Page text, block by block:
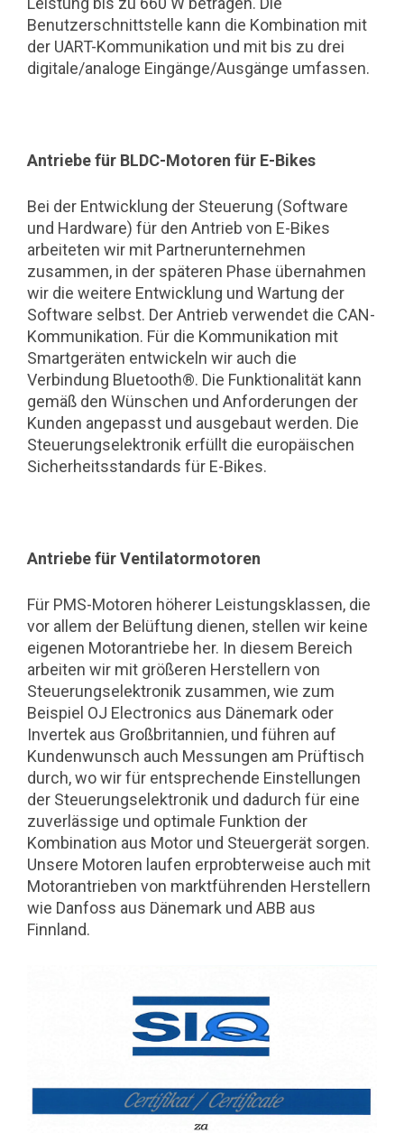
Benutzerschnittstelle kann die Kombination mit
der UART-Kommunikation und mit bis zu drei
digitale/analoge Eingänge/Ausgänge umfassen.
Antriebe für BLDC-Motoren für E-Bikes
Bei der Entwicklung der Steuerung (Software
und Hardware) für den Antrieb von E-Bikes
arbeiteten wir mit Partnerunternehmen
zusammen, in der späteren Phase übernahmen
wir die weitere Entwicklung und Wartung der
Software selbst. Der Antrieb verwendet die CAN-
Kommunikation. Für die Kommunikation mit
Smartgeräten entwickeln wir auch die
Verbindung Bluetooth®. Die Funktionalität kann
gemäß den Wünschen und Anforderungen der
Kunden angepasst und ausgebaut werden. Die
Steuerungselektronik erfüllt die europäischen
Sicherheitsstandards für E-Bikes.
Antriebe für Ventilatormotoren
Für PMS-Motoren höherer Leistungsklassen, die
vor allem der Belüftung dienen, stellen wir keine
eigenen Motorantriebe her. In diesem Bereich
arbeiten wir mit größeren Herstellern von
Steuerungselektronik zusammen, wie zum
Beispiel OJ Electronics aus Dänemark oder
Invertek aus Großbritannien, und führen auf
Kundenwunsch auch Messungen am Prüftisch
durch, wo wir für entsprechende Einstellungen
der Steuerungselektronik und dadurch für eine
zuverlässige und optimale Funktion der
Kombination aus Motor und Steuergerät sorgen.
Unsere Motoren laufen erprobterweise auch mit
Motorantrieben von marktführenden Herstellern
wie Danfoss aus Dänemark und ABB aus
Finnland.